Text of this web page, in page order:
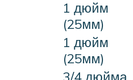
1 дюйм
(25мм)
1 дюйм
(25мм)
3/4 дюйма